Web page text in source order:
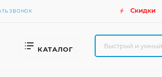
ЗВОНОК Скидки
КАТАЛОГ